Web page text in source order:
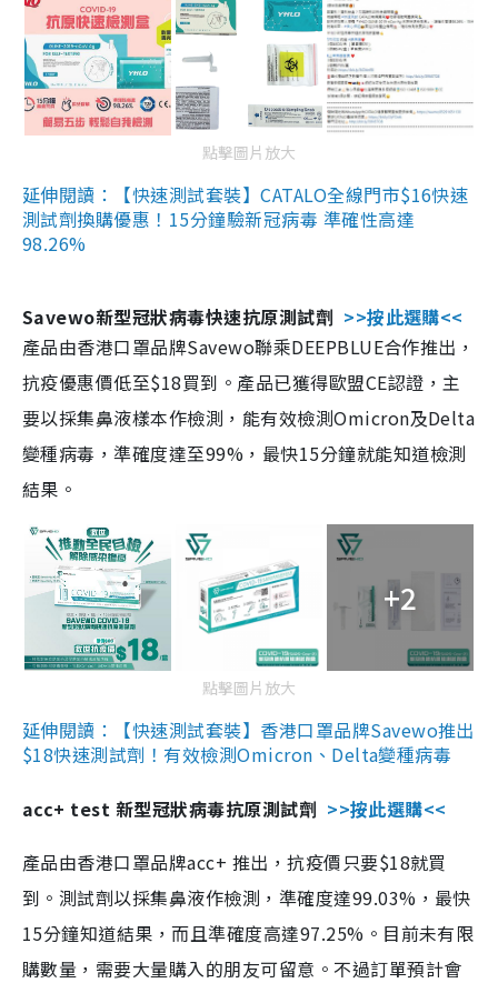
點擊圖片放大
延伸閱讀：【快速測試套裝】CATALO全線門市$16快速
測試劑換購優惠！15分鐘驗新冠病毒 準確性高達
98.26%
Savewo新型冠狀病毒快速抗原測試劑 >>按此選購<<
產品由香港口罩品牌Savewo聯乘DEEPBLUE合作推出，
抗疫優惠價低至$18買到。產品已獲得歐盟CE認證，主
要以採集鼻液樣本作檢測，能有效檢測Omicron及Delta
變種病毒，準確度達至99%，最快15分鐘就能知道檢測
結果。
+2
點擊圖片放大
延伸閱讀：【快速測試套裝】香港口罩品牌Savewo推出
$18快速測試劑！有效檢測Omicron、Delta變種病毒
acc+ test 新型冠狀病毒抗原測試劑 >>按此選購<<
產品由香港口罩品牌acc+ 推出，抗疫價只要$18就買
到。測試劑以採集鼻液作檢測，準確度達99.03%，最快
15分鐘知道結果，而且準確度高達97.25%。目前未有限
購數量，需要大量購入的朋友可留意。不過訂單預計會